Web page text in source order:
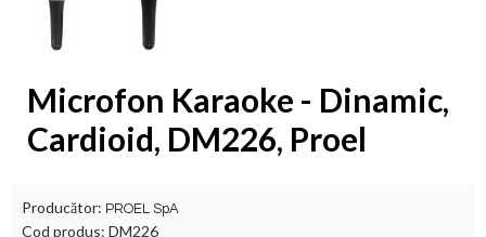
Microfon Karaoke - Dinamic,
Cardioid, DM226, Proel
Producător: PROEL SpA
Cod produs: DM226